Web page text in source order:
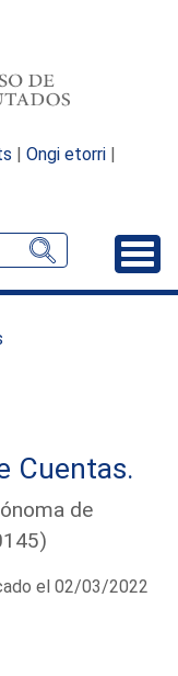
| Ongi etorri |
Cuentas.
de
el 02/03/2022